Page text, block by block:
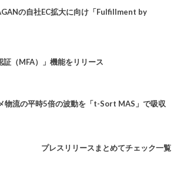
の自社EC拡大に向け「Fulfillment by
証（MFA）」機能をリリース
物流の平時5倍の波動を「t-Sort MAS」で吸収
プレスリリースまとめてチェック一覧